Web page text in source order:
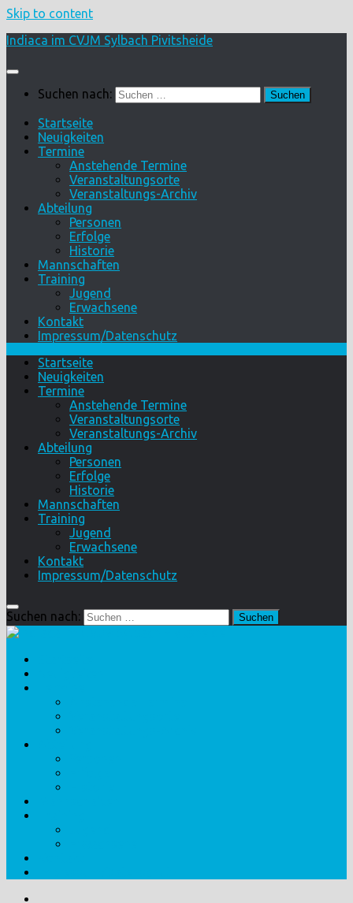
Skip to content
Indiaca im CVJM Sylbach Pivitsheide
Suchen nach:
Startseite
Neuigkeiten
Termine
Anstehende Termine
Veranstaltungsorte
Veranstaltungs-Archiv
Abteilung
Personen
Erfolge
Historie
Mannschaften
Training
Jugend
Erwachsene
Kontakt
Impressum/Datenschutz
Startseite
Neuigkeiten
Termine
Anstehende Termine
Veranstaltungsorte
Veranstaltungs-Archiv
Abteilung
Personen
Erfolge
Historie
Mannschaften
Training
Jugend
Erwachsene
Kontakt
Impressum/Datenschutz
Suchen nach: